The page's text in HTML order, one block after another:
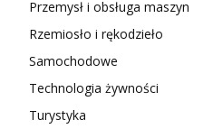
Przemysł i obsługa maszyn
Rzemiosło i rękodzieło
Samochodowe
Technologia żywności
Turystyka